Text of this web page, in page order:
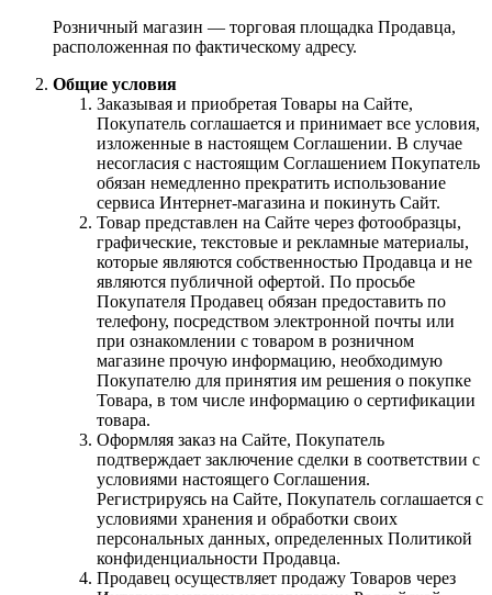
Розничный магазин — торговая площадка Продавца,
расположенная по фактическому адресу.
Общие условия
Заказывая и приобретая Товары на Сайте,
Покупатель соглашается и принимает все условия,
изложенные в настоящем Соглашении. В случае
несогласия с настоящим Соглашением Покупатель
обязан немедленно прекратить использование
сервиса Интернет-магазина и покинуть Сайт.
Товар представлен на Сайте через фотообразцы,
графические, текстовые и рекламные материалы,
которые являются собственностью Продавца и не
являются публичной офертой. По просьбе
Покупателя Продавец обязан предоставить по
телефону, посредством электронной почты или
при ознакомлении с товаром в розничном
магазине прочую информацию, необходимую
Покупателю для принятия им решения о покупке
Товара, в том числе информацию о сертификации
товара.
Оформляя заказ на Сайте, Покупатель
подтверждает заключение сделки в соответствии с
условиями настоящего Соглашения.
Регистрируясь на Сайте, Покупатель соглашается с
условиями хранения и обработки своих
персональных данных, определенных Политикой
конфиденциальности Продавца.
Продавец осуществляет продажу Товаров через